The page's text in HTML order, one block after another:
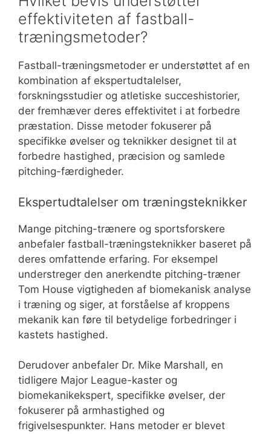
effektiviteten af fastball-
træningsmetoder?
Fastball-træningsmetoder er understøttet af en
kombination af ekspertudtalelser,
forskningsstudier og atletiske succeshistorier,
der fremhæver deres effektivitet i at forbedre
præstation. Disse metoder fokuserer på
specifikke øvelser og teknikker designet til at
forbedre hastighed, præcision og samlede
pitching-færdigheder.
Ekspertudtalelser om træningsteknikker
Mange pitching-trænere og sportsforskere
anbefaler fastball-træningsteknikker baseret på
deres omfattende erfaring. For eksempel
understreger den anerkendte pitching-træner
Tom House vigtigheden af biomekanisk analyse
i træning og siger, at forståelse af kroppens
mekanik kan føre til betydelige forbedringer i
kastets hastighed.
Derudover anbefaler Dr. Mike Marshall, en
tidligere Major League-kaster og
biomekanikekspert, specifikke øvelser, der
fokuserer på armhastighed og
frigivelsespunkter. Hans metoder er blevet